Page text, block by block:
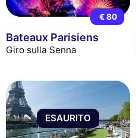
€ 80
Bateaux Parisiens
Giro sulla Senna
ESAURITO